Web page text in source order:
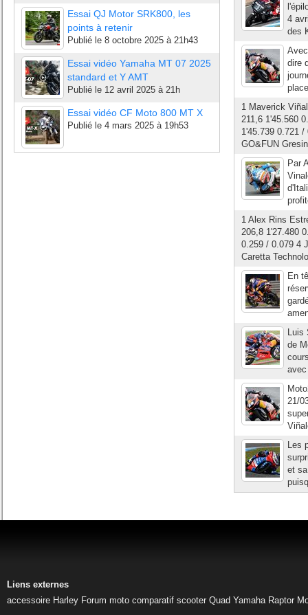
Essai QJ Motor SRK800, les
points à retenir
Publié le 8 octobre 2025 à 21h43
Essai vidéo Yamaha MT 07 2025
standard et Y AMT
Publié le 12 avril 2025 à 21h
Essai vidéo CF Moto 800 MT X
Publié le 4 mars 2025 à 19h53
4
des
dire
1 Maverick
211,6 1'45.560
1'45.739 0.721
GO&FUN
Par
1 Alex Rins
206,8 1'27.480
0.259 / 0.079 4
Caretta
En
Luis
de
21/
Les
et
Liens externes
accessoire Harley Forum moto comparatif scooter Quad Yamaha Raptor